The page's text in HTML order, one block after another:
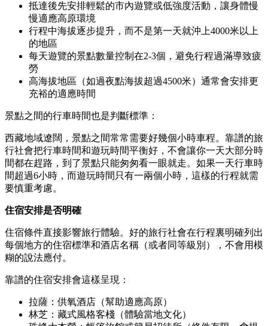
抵達後先安排輕鬆的市內遊覽或低強度活動，讓身體慢
慢適應高原環境
行程中海拔逐步提升，而不是第一天就沖上4000米以上
的地區
每天遊覽的景點數量控制在2-3個，避免行程過滿導致疲
勞
高海拔地區（如過夜點海拔超過4500米）通常會安排更
充裕的適應時間
景點之間的行車時間也是判斷標準：
西藏地域遼闊，景點之間常常需要好幾個小時車程。靠譜的旅
行社會把行車時間和遊玩時間平衡好，不會讓你一天大部分時
間都在趕路，到了景點只能匆匆看一眼就走。如果一天行車時
間超過6小時，而遊玩時間只有一兩個小時，這樣的行程就需
要慎重考慮。
住宿安排是否明確
住宿條件直接影響旅行體驗。好的旅行社會在行程裏明確列出
每個地方的住宿標準和酒店名稱（或者同等級別），不會用模
糊的說法應付。
靠譜的住宿安排會這樣呈現：
拉薩：供氧酒店（幫助適應高原）
林芝：藏式風格客棧（體驗當地文化）